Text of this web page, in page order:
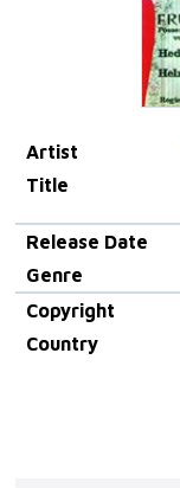
Artist
Title
Release Date
Genre
Copyright
Country